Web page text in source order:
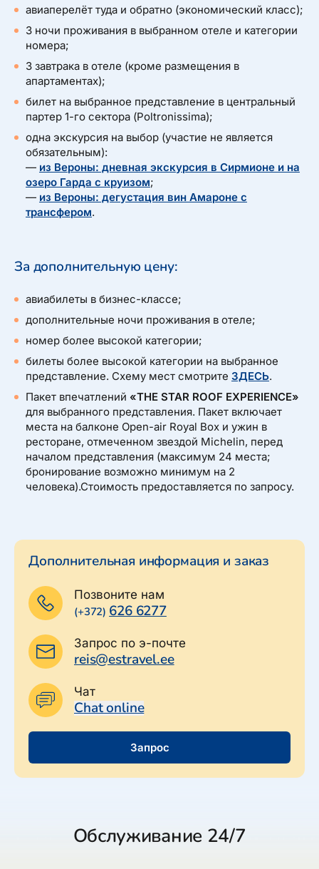
Arena di Verona в 6 минутах пешком.
авиаперелёт туда и обратно (экономический класс);
3 ночи проживания в выбранном отеле и категории
номера;
3 завтрака в отеле (кроме размещения в
апартаментах);
билет на выбранное представление в центральный
партер 1-го сектора (Poltronissima);
одна экскурсия на выбор (участие не является
обязательным):
— из Вероны: дневная экскурсия в Сирмионе и на
озеро Гарда с круизом;
— из Вероны: дегустация вин Амароне с
трансфером.
За дополнительную цену:
авиабилеты в бизнес-классе;
дополнительные ночи проживания в отеле;
номер более высокой категории;
билеты более высокой категории на выбранное
представление. Схему мест смотрите ЗДЕСЬ.
Пакет впечатлений «THE STAR ROOF EXPERIENCE»
для выбранного представления. Пакет включает
места на балконе Open-air Royal Box и ужин в
ресторане, отмеченном звездой Michelin, перед
началом представления (максимум 24 места;
бронирование возможно минимум на 2
человека).Стоимость предоставляется по запросу.
Дополнительная информация и заказ
Позвоните нам
(+372) 626 6277
Запрос по э-почте
reis@estravel.ee
Чат
Chat online
Запрос
Обслуживание 24/7